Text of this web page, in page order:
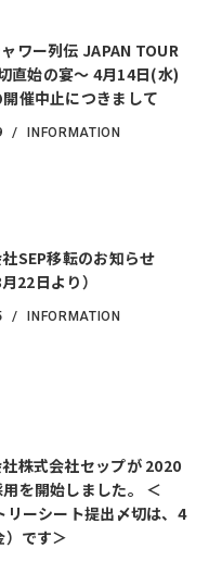
ワー列伝 JAPAN TOUR
直始の宴～ 4月14日(水)
催中止につきまして
INFORMATION
SEP移転のお知らせ
22日より）
INFORMATION
株式会社セップが 2020
を開始しました。 ＜
リーシート提出〆切は、4
）です＞